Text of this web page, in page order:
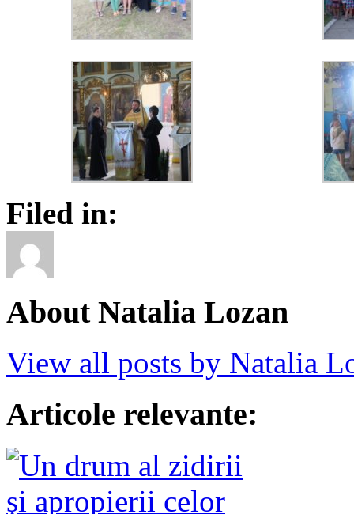
Filed in:
About Natalia Lozan
View all posts by Natalia
Articole relevante: